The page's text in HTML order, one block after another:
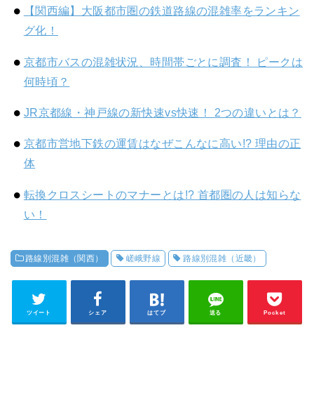
【関西編】大阪都市圏の鉄道路線の混雑率をランキン
グ化！
京都市バスの混雑状況、時間帯ごとに調査！ ピークは
何時頃？
JR京都線・神戸線の新快速vs快速！ 2つの違いとは？
京都市営地下鉄の運賃はなぜこんなに高い!? 理由の正
体
転換クロスシートのマナーとは!? 首都圏の人は知らな
い！
路線別混雑（関西） 嵯峨野線 路線別混雑（近畿）
ツイート シェア はてブ 送る Pocket